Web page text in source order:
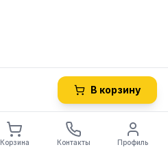
В корзину
Корзина Контакты Профиль